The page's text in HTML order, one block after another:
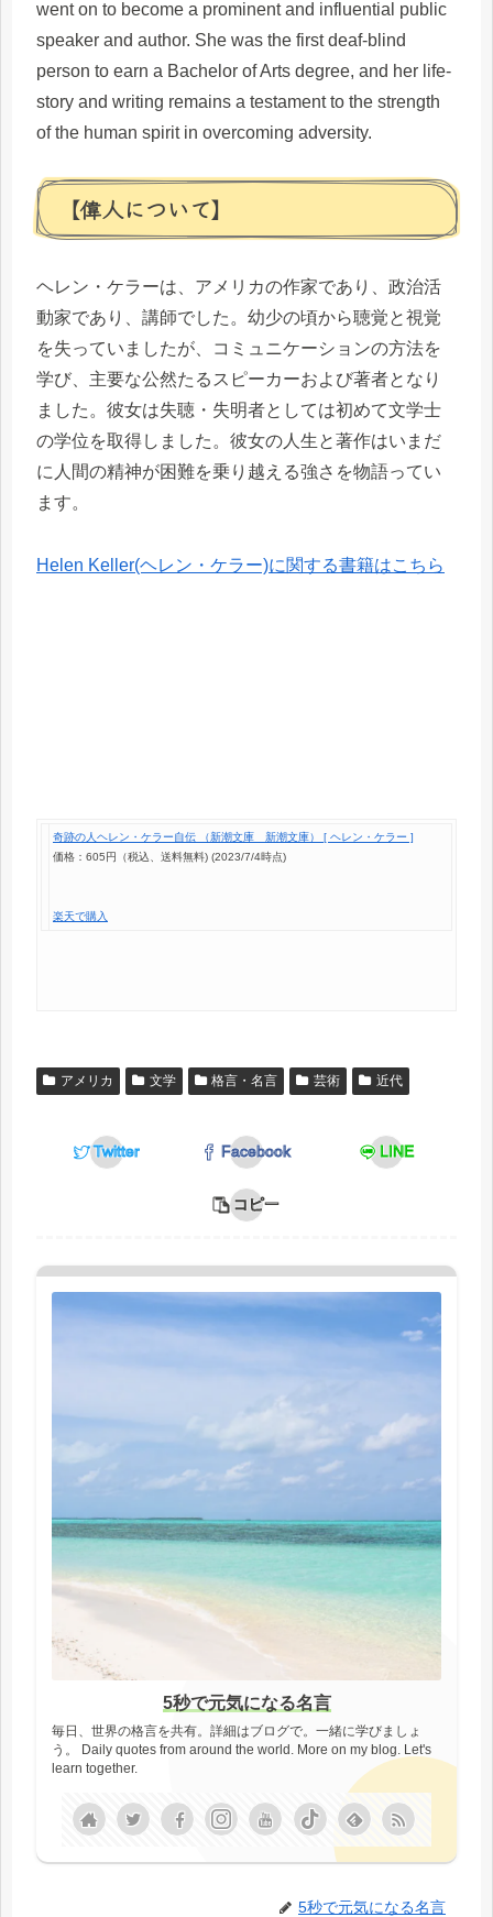
went on to become a prominent and influential public
speaker and author. She was the first deaf-blind
person to earn a Bachelor of Arts degree, and her life-
story and writing remains a testament to the strength
of the human spirit in overcoming adversity.
【偉人について】
ヘレン・ケラーは、アメリカの作家であり、政治活
動家であり、講師でした。幼少の頃から聴覚と視覚
を失っていましたが、コミュニケーションの方法を
学び、主要な公然たるスピーカーおよび著者となり
ました。彼女は失聴・失明者としては初めて文学士
の学位を取得しました。彼女の人生と著作はいまだ
に人間の精神が困難を乗り越える強さを物語ってい
ます。
Helen Keller(ヘレン・ケラー)に関する書籍はこちら
奇跡の人ヘレン・ケラー自伝 （新潮文庫 新潮文庫） [ ヘレン・ケラー ]
価格：605円（税込、送料無料) (2023/7/4時点)
楽天で購入
アメリカ 文学 格言・名言 芸術 近代
Twitter Facebook LINE
コピー
5秒で元気になる名言
毎日、世界の格言を共有。詳細はブログで。一緒に学びましょ
う。 Daily quotes from around the world. More on my blog. Let's
learn together.
5秒で元気になる名言